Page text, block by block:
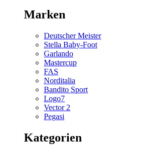
Marken
Deutscher Meister
Stella Baby-Foot
Garlando
Mastercup
FAS
Norditalia
Bandito Sport
Logo7
Vector 2
Pegasi
Kategorien